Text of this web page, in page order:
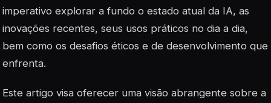
imperativo explorar a fundo o estado atual da IA, as
inovações recentes, seus usos práticos no dia a dia,
bem como os desafios éticos e de desenvolvimento que
enfrenta.
Este artigo visa oferecer uma visão abrangente sobre a